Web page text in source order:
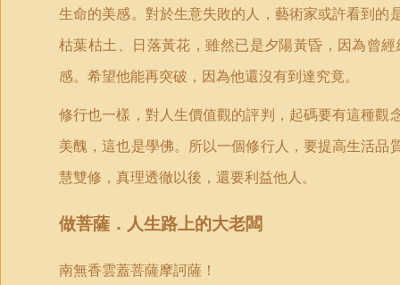
生命的美感。對於生意失敗的人，藝術家或許看到
枯葉枯土、日落黃花，雖然已是夕陽黃昏，因為曾
感。希望他能再突破，因為他還沒有到達究竟。
修行也一樣，對人生價值觀的評判，起碼要有這種
美醜，這也是學佛。所以一個修行人，要提高生活
慧雙修，真理透徹以後，還要利益他人。
做菩薩．人生路上的大老闆
南無香雲蓋菩薩摩訶薩！